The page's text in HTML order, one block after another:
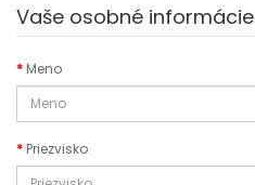
Vaše osobné informácie
Meno
Priezvisko